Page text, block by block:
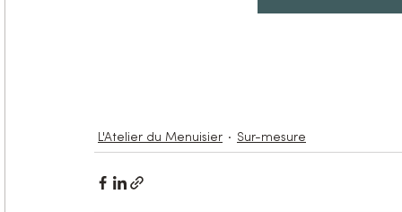
L'Atelier du Menuisier Sur-mesure